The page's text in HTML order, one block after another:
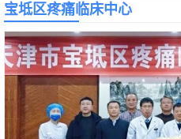
宝坻区疼痛临床中心